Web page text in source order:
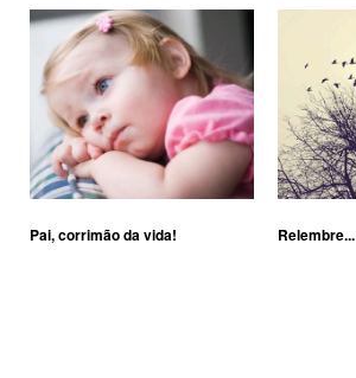
Pai, corrimão da vida! Relembre...